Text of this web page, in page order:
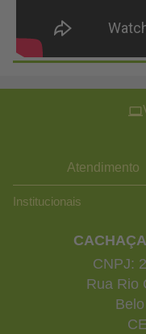
Atendimento
Institucionais
CNPJ:
Rua Rio